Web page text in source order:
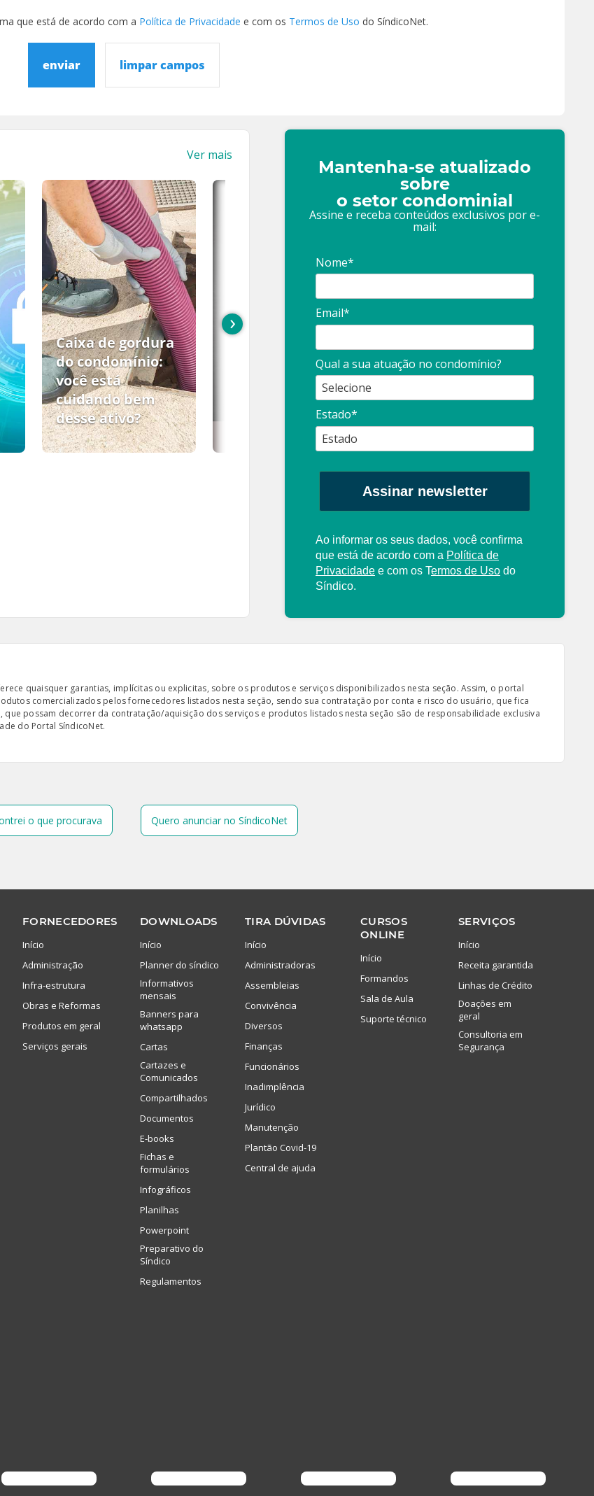
que está de acordo com a Política de Privacidade e com os Termos de Uso do SíndicoNet.
enviar limpar campos
Ver mais
Caixa de gordura
do condomínio:
você está
cuidando bem
desse ativo?
PCMSO: O que é?
profissional:
cuidado com as
propagandas
›
Mantenha-se atualizado
sobre
o setor condominial
Assine e receba conteúdos exclusivos por e-
mail:
Nome*
Email*
Qual a sua atuação no condomínio?
Estado*
Assinar newsletter
Ao informar os seus dados, você confirma
que está de acordo com a Política de
Privacidade e com os Termos de Uso do
Síndico.
quaisquer garantias, implícitas ou explicitas, sobre os produtos e serviços disponibilizados nesta seção. Assim, o portal
comercializados pelos fornecedores listados nesta seção, sendo sua contratação por conta e risco do usuário, que fica
possam decorrer da contratação/aquisição dos serviços e produtos listados nesta seção são de responsabilidade exclusiva
do Portal SíndicoNet.
o que procurava Quero anunciar no SíndicoNet
FORNECEDORES
Início
Administração
Infra-estrutura
Obras e Reformas
Produtos em geral
Serviços gerais
DOWNLOADS
Início
Planner do síndico
Informativos
mensais
Banners para
whatsapp
Cartas
Cartazes e
Comunicados
Compartilhados
Documentos
E-books
Fichas e
formulários
Infográficos
Planilhas
Powerpoint
Preparativo do
Síndico
Regulamentos
TIRA DÚVIDAS
Início
Administradoras
Assembleias
Convivência
Diversos
Finanças
Funcionários
Inadimplência
Jurídico
Manutenção
Plantão Covid-19
Central de ajuda
CURSOS
ONLINE
Início
Formandos
Sala de Aula
Suporte técnico
SERVIÇOS
Início
Receita garantida
Linhas de Crédito
Doações em
geral
Consultoria em
Segurança